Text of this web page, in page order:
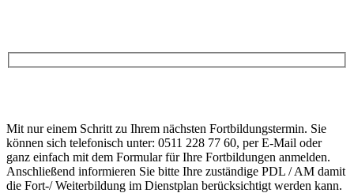
Feld
leer.
lasse
dieses
Feld
leer.
Mit nur einem Schritt zu Ihrem nächsten Fortbildungstermin. Sie
können sich telefonisch unter: 0511 228 77 60, per E-Mail oder
ganz einfach mit dem Formular für Ihre Fortbildungen anmelden.
Anschließend informieren Sie bitte Ihre zuständige PDL / AM damit
die Fort-/ Weiterbildung im Dienstplan berücksichtigt werden kann.